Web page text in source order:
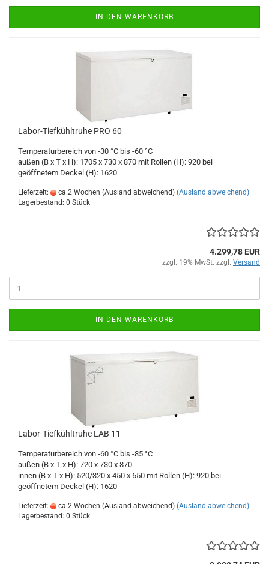
IN DEN WARENKORB
Labor-Tiefkühltruhe PRO 60
Temperaturbereich von -30 °C bis -60 °C
außen (B x T x H): 1705 x 730 x 870 mit Rollen (H): 920 bei
geöffnetem Deckel (H): 1620
Lieferzeit: ca.2 Wochen (Ausland abweichend) (Ausland abweichend)
Lagerbestand: 0 Stück
4.299,78 EUR
zzgl. 19% MwSt. zzgl. Versand
IN DEN WARENKORB
Labor-Tiefkühltruhe LAB 11
Temperaturbereich von -60 °C bis -85 °C
außen (B x T x H): 720 x 730 x 870
innen (B x T x H): 520/320 x 450 x 650 mit Rollen (H): 920 bei
geöffnetem Deckel (H): 1620
Lieferzeit: ca.2 Wochen (Ausland abweichend) (Ausland abweichend)
Lagerbestand: 0 Stück